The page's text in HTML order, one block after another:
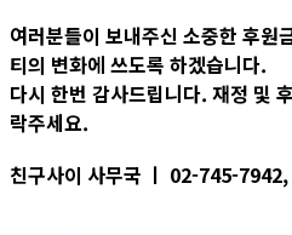
여러분들이 보내주신 소중한 후원
티의 변화에 쓰도록 하겠습니다.
다시 한번 감사드립니다. 재정 및
락주세요.
친구사이 사무국 ㅣ 02-745-